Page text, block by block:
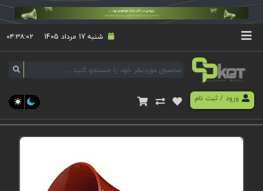
شنبه 17 مرداد 1405 ۰۴:۳۸:۰۲
ورود/ ثبت نام